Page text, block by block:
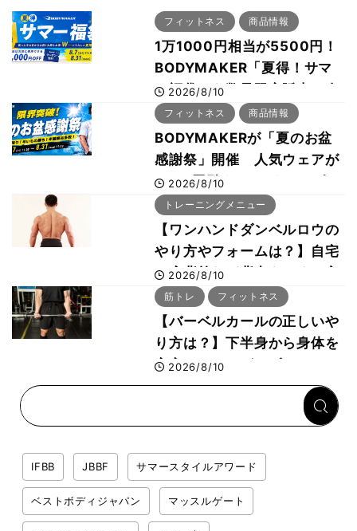
フィットネス 商品情報
1万1000円相当が5500円！
BODYMAKER「夏得！サマ
ー福袋」を数量限定販売 次
回使える1000円OFFクーポ
ンも
2026/8/10
フィットネス 商品情報
BODYMAKERが「夏のお盆
感謝祭」開催 人気ウェアが
1000円引き、UVクールポン
チョは半額の990円に
2026/8/10
トレーニングメニュー
【ワンハンドダンベルロウの
やり方やフォームは？】自宅
で広背筋など背中をつくる方
法をボディビル世界王者・鈴
木雅選手が解説
2026/8/10
筋トレ フィットネス
【バーベルカールの正しいや
り方は？】下半身から身体を
安定させるのがカギ！
2026/8/10
IFBB JBBF サマースタイルアワード
ベストボディジャパン マッスルゲート